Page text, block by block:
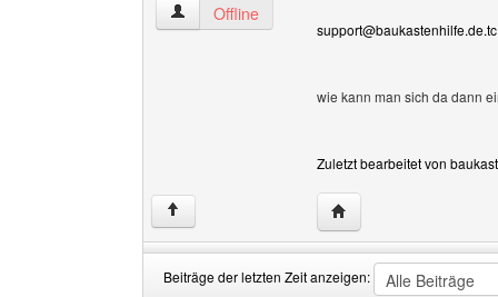
baukastenhilfe Benutzer-Profile anzeigen
Offline
support@baukastenhilfe.de.tc
wie kann man sich da dann
Zuletzt bearbeitet von
↑ Website dieses
Beiträge der letzten Zeit anzeigen: